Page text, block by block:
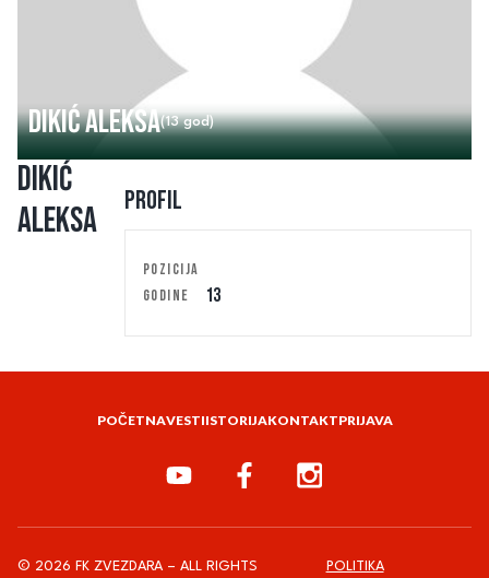
Dikić Aleksa(13 god)
Dikić
Aleksa
Profil
POZICIJA
GODINE
13
POČETNAVESTIISTORIJAKONTAKTPRIJAVA
© 2026 FK ZVEZDARA – ALL RIGHTS POLITIKA